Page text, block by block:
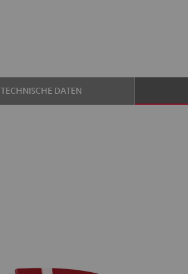
TECHNISCHE DATEN